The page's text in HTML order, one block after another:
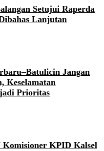
Setujui Raperda
Lanjutan
Jangan
Keselamatan
Prioritas
Komisioner KPID Kalsel